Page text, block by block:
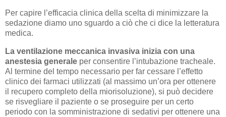
Per capire l’efficacia clinica della scelta di minimizzare la
sedazione diamo uno sguardo a ciò che ci dice la letteratura
medica.
La ventilazione meccanica invasiva inizia con una
anestesia generale per consentire l’intubazione tracheale.
Al termine del tempo necessario per far cessare l’effetto
clinico dei farmaci utilizzati (al massimo un’ora per ottenere
il recupero completo della miorisoluzione), si può decidere
se risvegliare il paziente o se proseguire per un certo
periodo con la somministrazione di sedativi per ottenere una